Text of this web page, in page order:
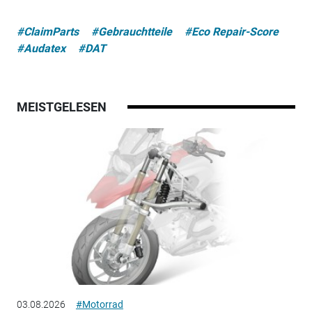
#ClaimParts #Gebrauchtteile
#Eco Repair-Score
#Audatex
#DAT
MEISTGELESEN
03.08.2026 #Motorrad